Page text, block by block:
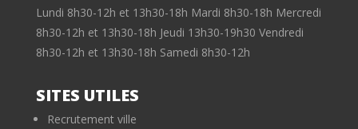
Lundi 8h30-12h et 13h30-18h Mardi 8h30-18h Mercredi
8h30-12h et 13h30-18h Jeudi 13h30-19h30 Vendredi
8h30-12h et 13h30-18h Samedi 8h30-12h
SITES UTILES
Recrutement ville